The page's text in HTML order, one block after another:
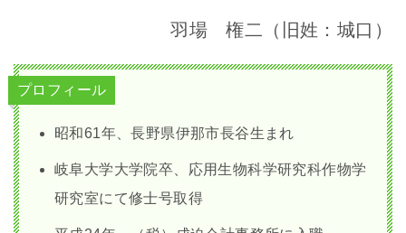
羽場 権二（旧姓：城口）
プロフィール
昭和61年、長野県伊那市長谷生まれ
岐阜大学大学院卒、応用生物科学研究科作物学
研究室にて修士号取得